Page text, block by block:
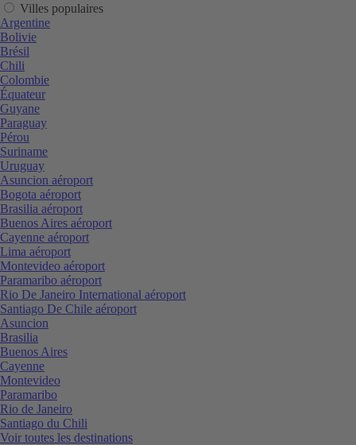
Villes populaires
Argentine
Bolivie
Brésil
Chili
Colombie
Équateur
Guyane
Paraguay
Pérou
Suriname
Uruguay
Asuncion aéroport
Bogota aéroport
Brasilia aéroport
Buenos Aires aéroport
Cayenne aéroport
Lima aéroport
Montevideo aéroport
Paramaribo aéroport
Rio De Janeiro International aéroport
Santiago De Chile aéroport
Asuncion
Brasilia
Buenos Aires
Cayenne
Montevideo
Paramaribo
Rio de Janeiro
Santiago du Chili
Voir toutes les destinations